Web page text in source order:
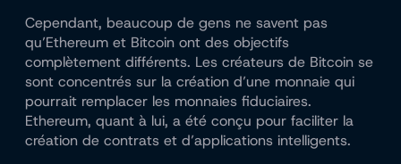
Cependant, beaucoup de gens ne savent pas
qu’Ethereum et Bitcoin ont des objectifs
complètement différents. Les créateurs de Bitcoin se
sont concentrés sur la création d’une monnaie qui
pourrait remplacer les monnaies fiduciaires.
Ethereum, quant à lui, a été conçu pour faciliter la
création de contrats et d’applications intelligents.